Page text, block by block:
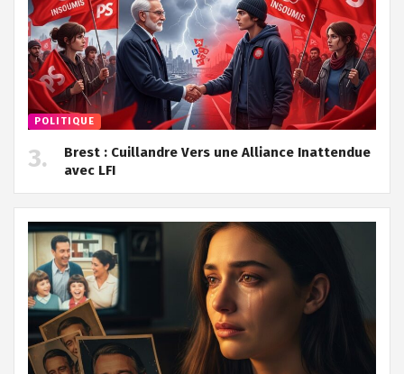
POLITIQUE
Brest : Cuillandre Vers une Alliance Inattendue
avec LFI